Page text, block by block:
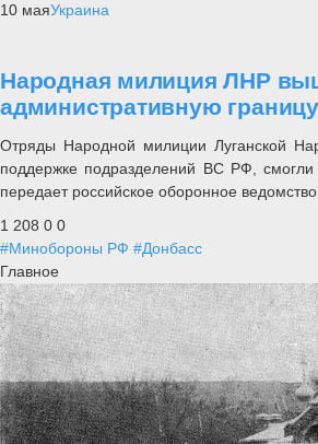
10 маяУкраина
Народная милиция ЛНР
административную
Отряды Народной милиции Луганской
поддержке подразделений ВС РФ, смогли
передает российское оборонное ведомство.
1 208 0 0
#Минобороны РФ #Донбасс
Главное